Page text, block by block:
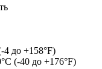
4 до +158°F)
(-40 до +176°F)